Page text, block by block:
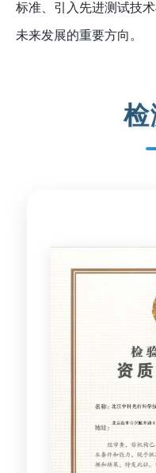
标准、引入先进测试技
未来发展的重要方向。
检